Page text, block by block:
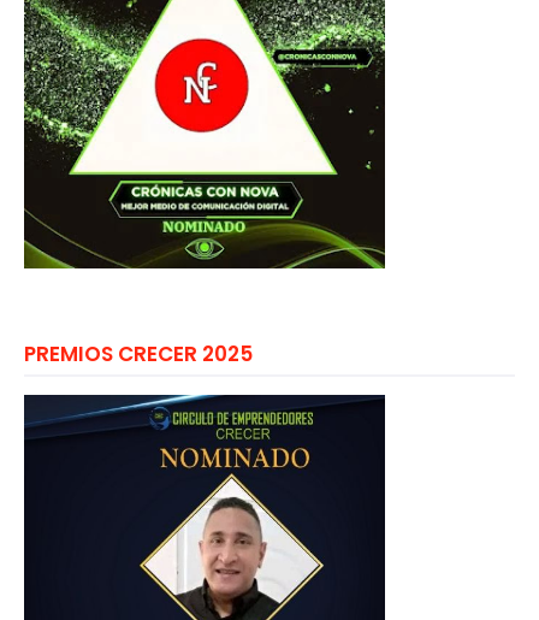
PREMIOS CRECER 2025